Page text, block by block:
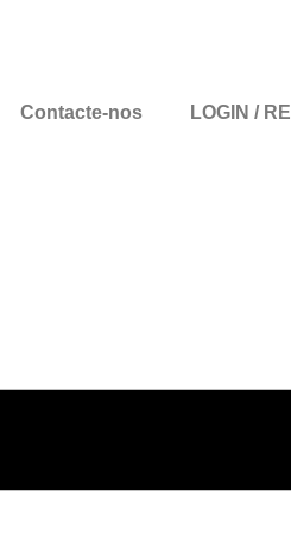
Contacte-nos LOGIN /